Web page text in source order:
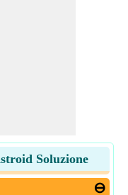
Soluzione